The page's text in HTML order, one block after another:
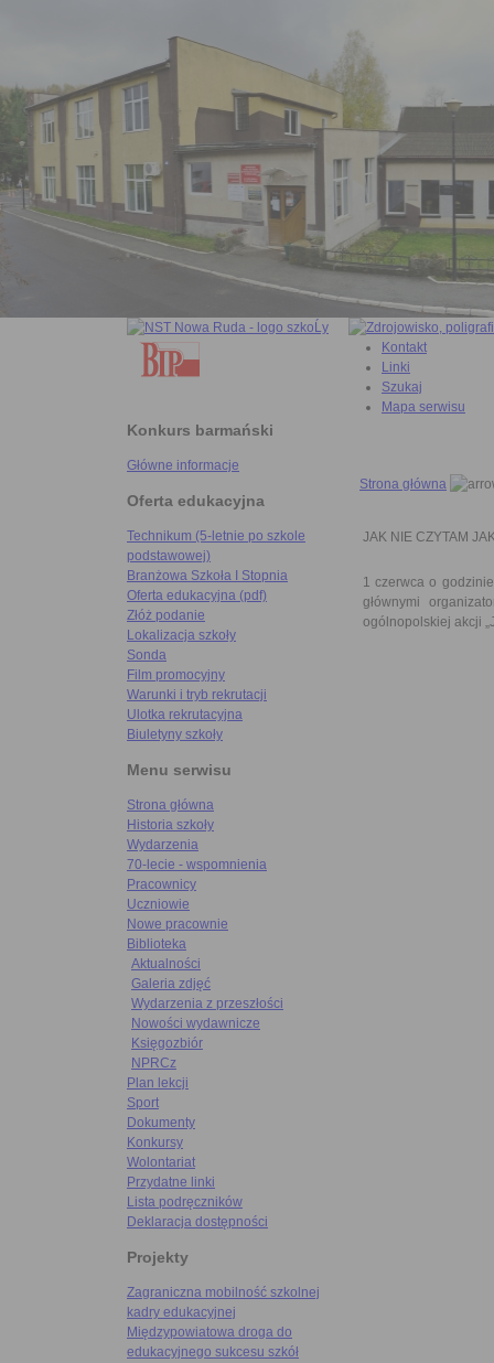
Konkurs barmański
Główne informacje
Oferta edukacyjna
Technikum (5-letnie po szkole
podstawowej)
Branżowa Szkoła I Stopnia
Oferta edukacyjna (pdf)
Złóż podanie
Lokalizacja szkoły
Sonda
Film promocyjny
Warunki i tryb rekrutacji
Ulotka rekrutacyjna
Biuletyny szkoły
Menu serwisu
Strona główna
Historia szkoły
Wydarzenia
70-lecie - wspomnienia
Pracownicy
Uczniowie
Nowe pracownie
Biblioteka
Aktualności
Galeria zdjęć
Wydarzenia z przeszłości
Nowości wydawnicze
Księgozbiór
NPRCz
Plan lekcji
Sport
Dokumenty
Konkursy
Wolontariat
Przydatne linki
Lista podręczników
Deklaracja dostępności
Projekty
Zagraniczna mobilność szkolnej
kadry edukacyjnej
Międzypowiatowa droga do
edukacyjnego sukcesu szkół
Kontakt
Linki
Szukaj
Mapa serwisu
Strona główna
JAK NIE CZYTAM
1 czerwca o
głównymi
ogólnopolskiej akcji